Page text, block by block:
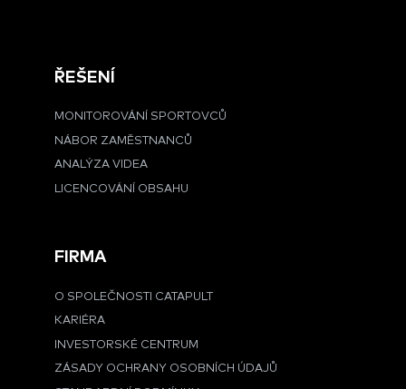
ŘEŠENÍ
MONITOROVÁNÍ SPORTOVCŮ
NÁBOR ZAMĚSTNANCŮ
ANALÝZA VIDEA
LICENCOVÁNÍ OBSAHU
FIRMA
O SPOLEČNOSTI CATAPULT
KARIÉRA
INVESTORSKÉ CENTRUM
ZÁSADY OCHRANY OSOBNÍCH ÚDAJŮ